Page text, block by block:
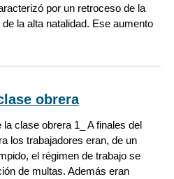
por un retroceso de la
la alta natalidad. Ese aumento
obrera
la clase obrera 1_ A finales del
los trabajadores eran, de un
el régimen de trabajo se
de multas. Además eran